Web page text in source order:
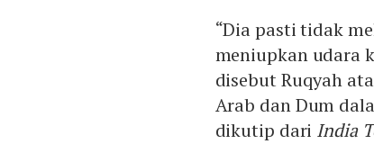
“Dia pasti tidak
meniupkan udara
disebut Ruqyah
Arab dan Dum
dikutip dari India